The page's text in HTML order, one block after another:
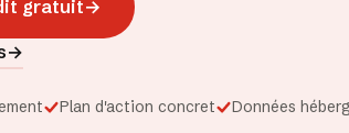
gratuit→
→
Plan d'action concret Données